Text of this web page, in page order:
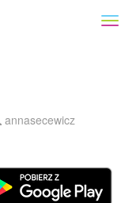
annasecewicz